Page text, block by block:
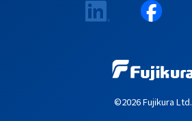
©2026 Fujikura Ltd.